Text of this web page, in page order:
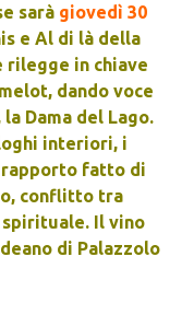
sarà giovedì 30
e Al di là della
rilegge in chiave
dando voce
Dama del Lago.
interiori, i
fatto di
conflitto tra
Il vino
di Palazzolo